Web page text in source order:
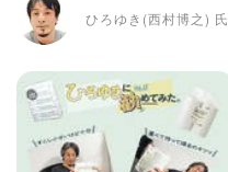
ひろゆき(西村博之) 氏